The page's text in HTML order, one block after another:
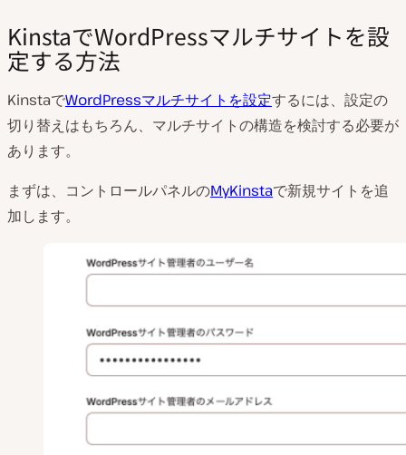
KinstaでWordPressマルチサイトを設
定する方法
KinstaでWordPressマルチサイトを設定するには、設定の
切り替えはもちろん、マルチサイトの構造を検討する必要が
あります。
まずは、コントロールパネルのMyKinstaで新規サイトを追
加します。